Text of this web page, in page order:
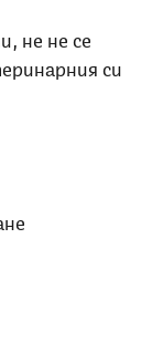
не не се
си